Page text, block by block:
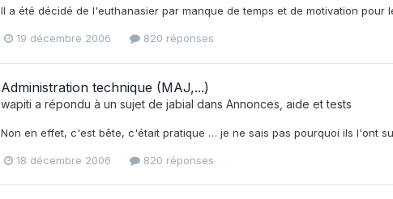
Il a été décidé de l'euthanasier par manque de temps et de motivation pour
19 décembre 2006 820 réponses
Administration technique (MAJ,...)
wapiti a répondu à un sujet de jabial dans Annonces, aide et tests
Non en effet, c'est bête, c'était pratique … je ne sais pas pourquoi ils l'ont
18 décembre 2006 820 réponses